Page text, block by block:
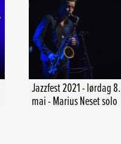
Jazzfest 2021 - lørdag 8.
mai - Marius Neset solo